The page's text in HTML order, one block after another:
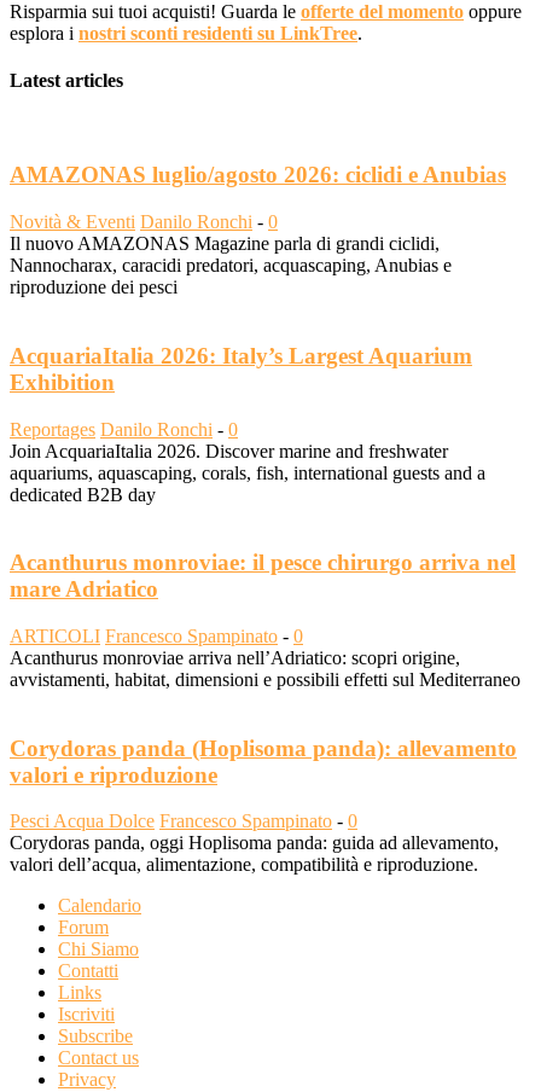
Risparmia sui tuoi acquisti! Guarda le offerte del momento oppure
esplora i nostri sconti residenti su LinkTree.
Latest articles
AMAZONAS luglio/agosto 2026: ciclidi e Anubias
Novità & Eventi Danilo Ronchi - 0
Il nuovo AMAZONAS Magazine parla di grandi ciclidi,
Nannocharax, caracidi predatori, acquascaping, Anubias e
riproduzione dei pesci
AcquariaItalia 2026: Italy’s Largest Aquarium
Exhibition
Reportages Danilo Ronchi - 0
Join AcquariaItalia 2026. Discover marine and freshwater
aquariums, aquascaping, corals, fish, international guests and a
dedicated B2B day
Acanthurus monroviae: il pesce chirurgo arriva nel
mare Adriatico
ARTICOLI Francesco Spampinato - 0
Acanthurus monroviae arriva nell’Adriatico: scopri origine,
avvistamenti, habitat, dimensioni e possibili effetti sul Mediterraneo
Corydoras panda (Hoplisoma panda): allevamento
valori e riproduzione
Pesci Acqua Dolce Francesco Spampinato - 0
Corydoras panda, oggi Hoplisoma panda: guida ad allevamento,
valori dell’acqua, alimentazione, compatibilità e riproduzione.
Calendario
Forum
Chi Siamo
Contatti
Links
Iscriviti
Subscribe
Contact us
Privacy